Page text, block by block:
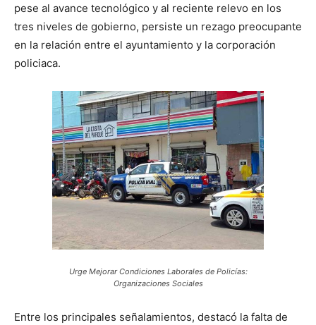
pese al avance tecnológico y al reciente relevo en los
tres niveles de gobierno, persiste un rezago preocupante
en la relación entre el ayuntamiento y la corporación
policiaca.
Urge Mejorar Condiciones Laborales de Policías:
Organizaciones Sociales
Entre los principales señalamientos, destacó la falta de